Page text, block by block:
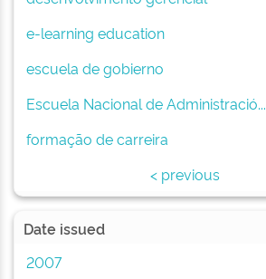
e-learning education
escuela de gobierno
Escuela Nacional de Administració...
formação de carreira
< previous
Date issued
2007